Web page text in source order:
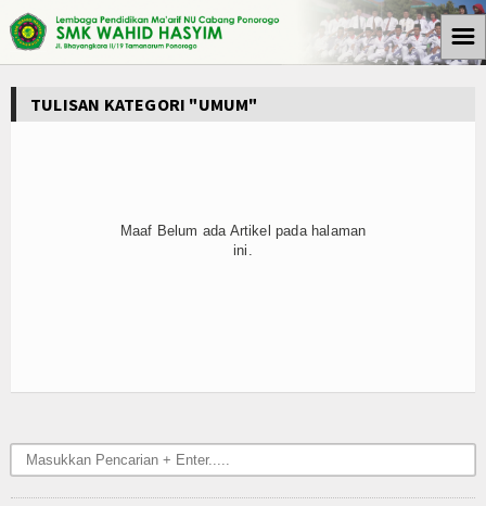
Media Cyto Farma
Kegiatan Sekolah
☰
TULISAN KATEGORI "UMUM"
Maaf Belum ada Artikel pada halaman
ini.